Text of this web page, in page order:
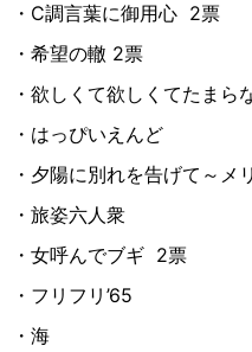
・C調言葉に御用心 2票
・希望の轍 2票
・欲しくて欲しくてたまら
・はっぴいえんど
・夕陽に別れを告げて～メ
・旅姿六人衆
・女呼んでブギ 2票
・フリフリ’65
・海